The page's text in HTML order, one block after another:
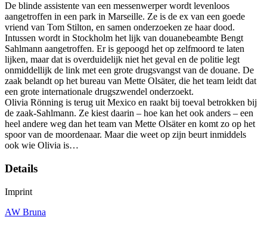
De blinde assistente van een messenwerper wordt levenloos
aangetroffen in een park in Marseille. Ze is de ex van een goede
vriend van Tom Stilton, en samen onderzoeken ze haar dood.
Intussen wordt in Stockholm het lijk van douanebeambte Bengt
Sahlmann aangetroffen. Er is gepoogd het op zelfmoord te laten
lijken, maar dat is overduidelijk niet het geval en de politie legt
onmiddellijk de link met een grote drugsvangst van de douane. De
zaak belandt op het bureau van Mette Olsäter, die het team leidt dat
een grote internationale drugszwendel onderzoekt.
Olivia Rönning is terug uit Mexico en raakt bij toeval betrokken bij
de zaak-Sahlmann. Ze kiest daarin – hoe kan het ook anders – een
heel andere weg dan het team van Mette Olsäter en komt zo op het
spoor van de moordenaar. Maar die weet op zijn beurt inmiddels
ook wie Olivia is…
Details
Imprint
AW Bruna